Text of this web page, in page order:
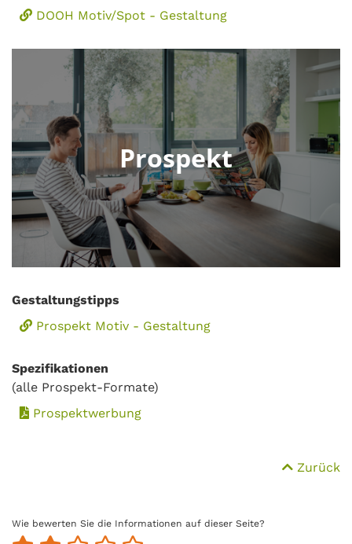
DOOH Motiv/Spot - Gestaltung
Prospekt
Gestaltungstipps
Prospekt Motiv - Gestaltung
Spezifikationen
(alle Prospekt-Formate)
Prospektwerbung
Zurück
Wie bewerten Sie die Informationen auf dieser Seite?